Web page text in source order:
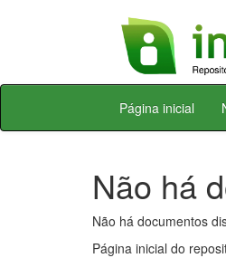
Skip
Página inicial
Não há
Não há documentos
Página inicial do